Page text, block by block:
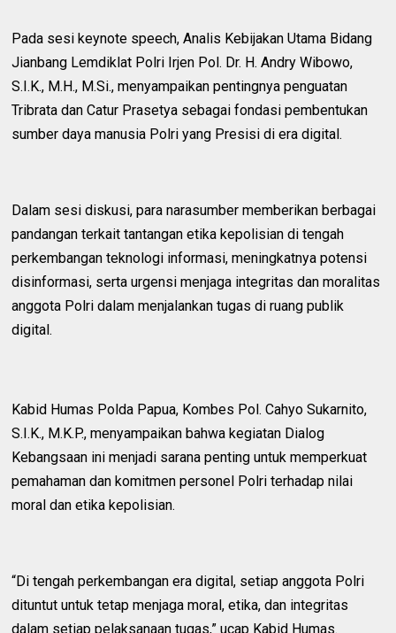
Pada sesi keynote speech, Analis Kebijakan Utama Bidang
Jianbang Lemdiklat Polri Irjen Pol. Dr. H. Andry Wibowo,
S.I.K., M.H., M.Si., menyampaikan pentingnya penguatan
Tribrata dan Catur Prasetya sebagai fondasi pembentukan
sumber daya manusia Polri yang Presisi di era digital.
Dalam sesi diskusi, para narasumber memberikan berbagai
pandangan terkait tantangan etika kepolisian di tengah
perkembangan teknologi informasi, meningkatnya potensi
disinformasi, serta urgensi menjaga integritas dan moralitas
anggota Polri dalam menjalankan tugas di ruang publik
digital.
Kabid Humas Polda Papua, Kombes Pol. Cahyo Sukarnito,
S.I.K., M.K.P., menyampaikan bahwa kegiatan Dialog
Kebangsaan ini menjadi sarana penting untuk memperkuat
pemahaman dan komitmen personel Polri terhadap nilai
moral dan etika kepolisian.
“Di tengah perkembangan era digital, setiap anggota Polri
dituntut untuk tetap menjaga moral, etika, dan integritas
dalam setiap pelaksanaan tugas,” ucap Kabid Humas.